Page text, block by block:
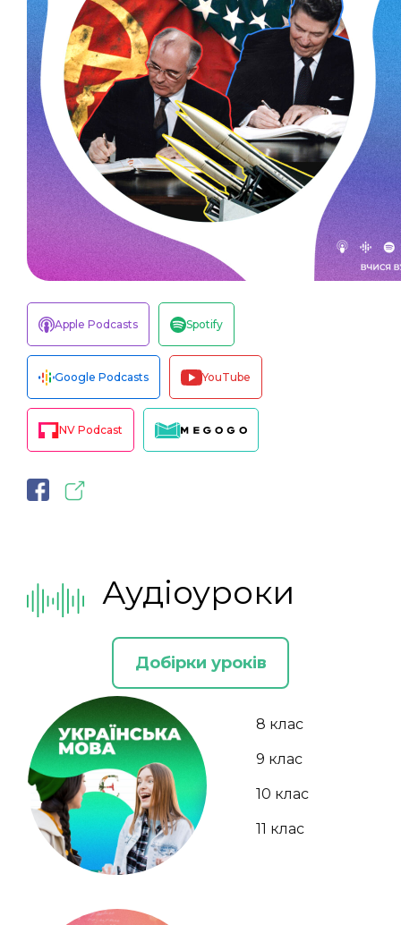
Apple Podcasts Spotify
Google Podcasts YouTube
NV Podcast
Аудіоуроки
Добірки уроків
8 клас
9 клас
10 клас
11 клас